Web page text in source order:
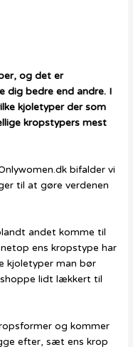
og det er
dig bedre end andre. I
kjoletyper der som
kropstypers mest
bifalder vi
til at gøre verdenen
andet komme til
ens kropstype har
kjoletyper man bør
lidt lækkert til
og kommer
efter, sæt ens krop